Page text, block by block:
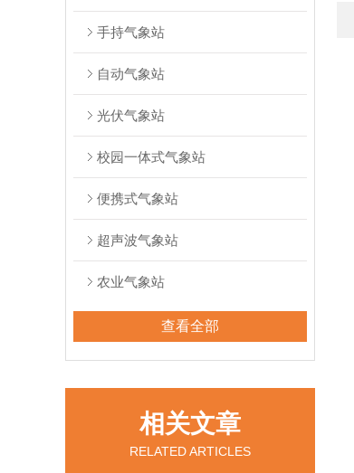
手持气象站
自动气象站
光伏气象站
校园一体式气象站
便携式气象站
超声波气象站
农业气象站
查看全部
相关文章
RELATED ARTICLES